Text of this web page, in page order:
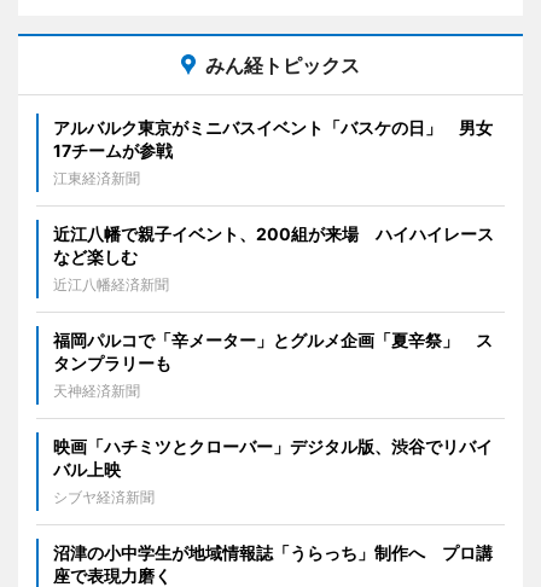
みん経トピックス
アルバルク東京がミニバスイベント「バスケの日」 男女
17チームが参戦
江東経済新聞
近江八幡で親子イベント、200組が来場 ハイハイレース
など楽しむ
近江八幡経済新聞
福岡パルコで「辛メーター」とグルメ企画「夏辛祭」 ス
タンプラリーも
天神経済新聞
映画「ハチミツとクローバー」デジタル版、渋谷でリバイ
バル上映
シブヤ経済新聞
沼津の小中学生が地域情報誌「うらっち」制作へ プロ講
座で表現力磨く